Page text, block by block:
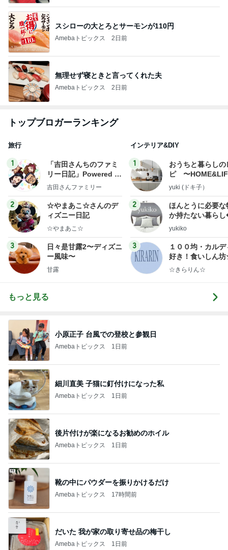
スシローの大とろとサーモンが110円
Amebaトピックス 2日前
無理せず寝ときと言ってくれた夫
Amebaトピックス 2日前
トップブロガーランキング
旅行
1
「吉田さんちのファミ
リー日記」Powered b
y Ameba 吉田さんファ
ログ
吉田さんファミリー
2
☆やまあこ☆さんのデ
ィズニー日記
☆やまあこ☆
3
日々是甘露2〜ディズニ
ー風味〜
甘露
インテリア&DIY
1
おうちと暮らしの
ピ 〜
yuki (ドキ子）
2
ほんとうに必要な
か持たない暮ら
ep Life Simple◆
yukiko
3
１００均・カルデ
好き！食いしん
らりん☆のブログ
☆きらりん☆
もっと見る
小原正子 台風での登校と参観日
Amebaトピックス 1日前
細川直美 子猫に釘付けになった私
Amebaトピックス 1日前
後片付けが楽になるお勧めのホイル
Amebaトピックス 1日前
靴の中にパウダーを振りかけるだけ
Amebaトピックス 17時間前
だいた 我が家の取り寄せ品の梅干し
Amebaトピックス 1日前